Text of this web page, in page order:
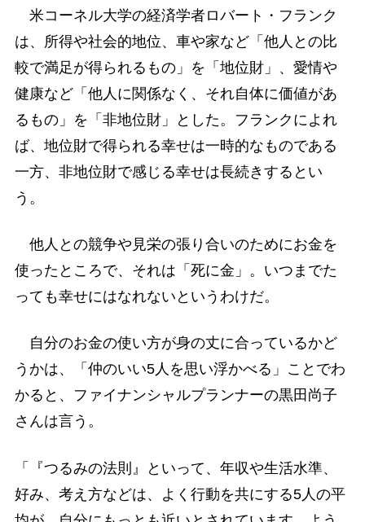
米コーネル大学の経済学者ロバート・フランク
は、所得や社会的地位、車や家など「他人との比
較で満足が得られるもの」を「地位財」、愛情や
健康など「他人に関係なく、それ自体に価値があ
るもの」を「非地位財」とした。フランクによれ
ば、地位財で得られる幸せは一時的なものである
一方、非地位財で感じる幸せは長続きするとい
う。
他人との競争や見栄の張り合いのためにお金を
使ったところで、それは「死に金」。いつまでた
っても幸せにはなれないというわけだ。
自分のお金の使い方が身の丈に合っているかど
うかは、「仲のいい5人を思い浮かべる」ことでわ
かると、ファイナンシャルプランナーの黒田尚子
さんは言う。
「『つるみの法則』といって、年収や生活水準、
好み、考え方などは、よく行動を共にする5人の平